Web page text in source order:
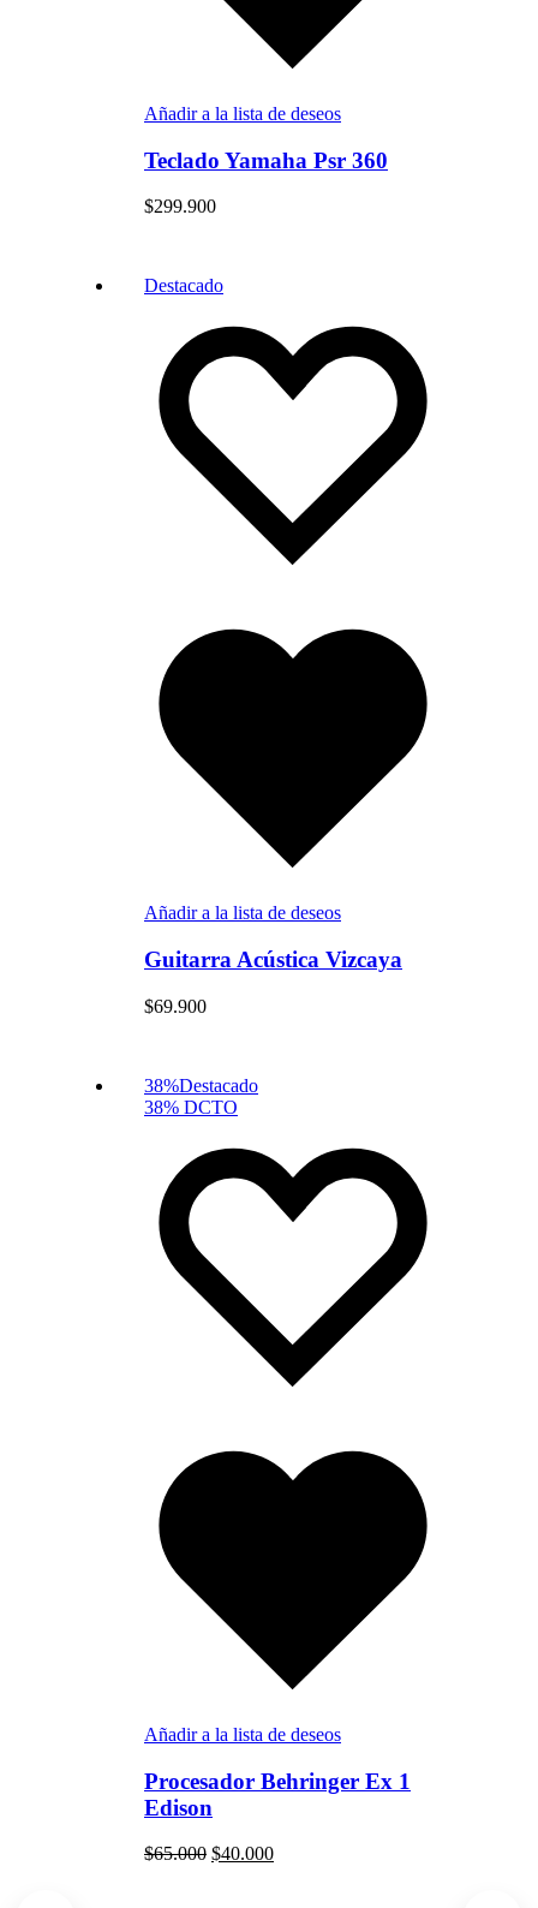
Añadir a la lista de deseos
Teclado Yamaha Psr 360
$299.900
Destacado
Añadir a la lista de deseos
Guitarra Acústica Vizcaya
$69.900
38%Destacado
38% DCTO
Añadir a la lista de deseos
Procesador Behringer Ex 1
Edison
$65.000 $40.000